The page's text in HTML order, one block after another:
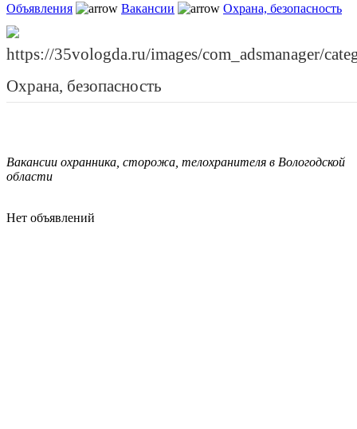
Объявления Вакансии Охрана, безопасность
Охрана, безопасность
Вакансии охранника, сторожа, телохранителя в Вологодской
области
Нет объявлений